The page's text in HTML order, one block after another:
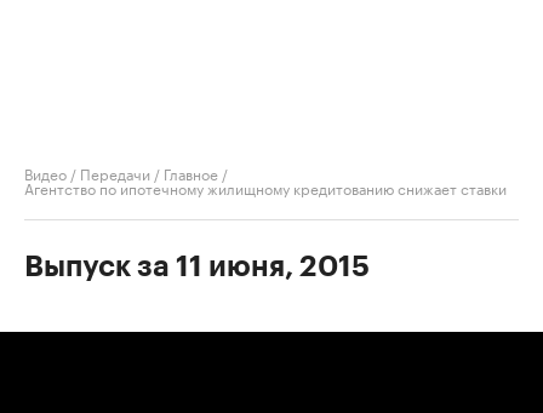
Видео / Передачи / Главное /
Агентство по ипотечному жилищному кредитованию снижает ставки
Выпуск за 11 июня, 2015